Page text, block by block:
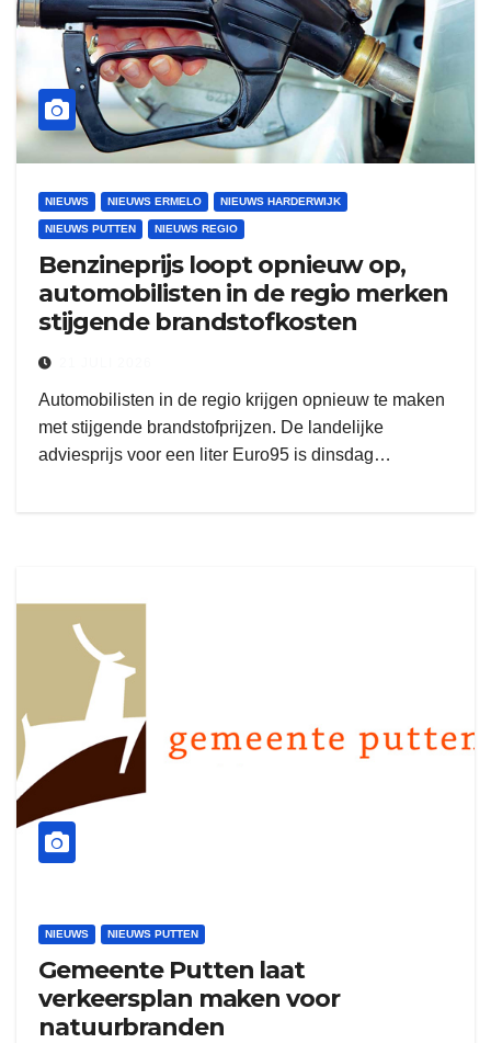
NIEUWS NIEUWS ERMELO NIEUWS HARDERWIJK
NIEUWS PUTTEN NIEUWS REGIO
Benzineprijs loopt opnieuw op,
automobilisten in de regio merken
stijgende brandstofkosten
Automobilisten in de regio krijgen opnieuw te maken
met stijgende brandstofprijzen. De landelijke
adviesprijs voor een liter Euro95 is dinsdag…
NIEUWS NIEUWS PUTTEN
Gemeente Putten laat
verkeersplan maken voor
natuurbranden